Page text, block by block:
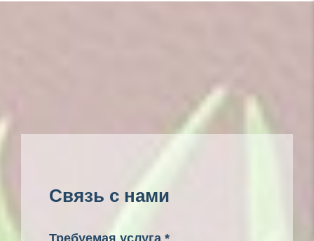
Связь с нами
Требуемая услуга *